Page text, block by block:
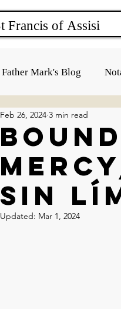
Father Mark's Blog
sin
Feb 26, 2024 3 min read
Updated: Mar 1, 2024